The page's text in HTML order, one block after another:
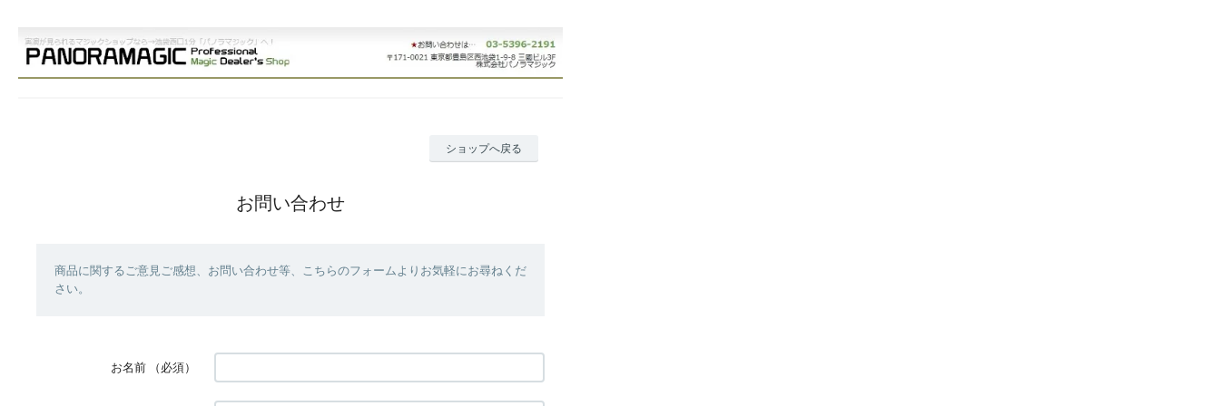
ショップへ戻る
お問い合わせ
商品に関するご意見ご感想、お問い合わせ等、こちらのフォームよりお気軽にお尋ねくだ
さい。
お名前 （必須）